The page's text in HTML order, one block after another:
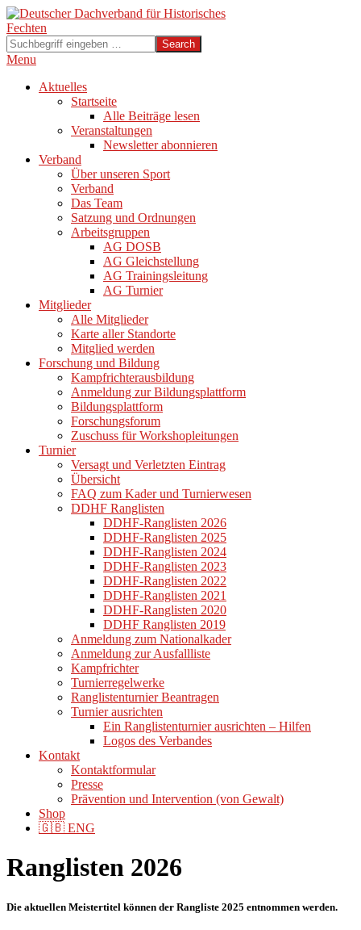
Skip
to
content
Search
Secondary
Menu
Menu
Aktuelles
Startseite
Alle Beiträge lesen
Veranstaltungen
Newsletter abonnieren
Verband
Über unseren Sport
Verband
Das Team
Satzung und Ordnungen
Arbeitsgruppen
AG DOSB
AG Gleichstellung
AG Trainingsleitung
AG Turnier
Mitglieder
Alle Mitglieder
Karte aller Standorte
Mitglied werden
Forschung und Bildung
Kampfrichterausbildung
Anmeldung zur Bildungsplattform
Bildungsplattform
Forschungsforum
Zuschuss für Workshopleitungen
Turnier
Versagt und Verletzten Eintrag
Übersicht
FAQ zum Kader und Turnierwesen
DDHF Ranglisten
DDHF-Ranglisten 2026
DDHF-Ranglisten 2025
DDHF-Ranglisten 2024
DDHF-Ranglisten 2023
DDHF-Ranglisten 2022
DDHF-Ranglisten 2021
DDHF-Ranglisten 2020
DDHF Ranglisten 2019
Anmeldung zum Nationalkader
Anmeldung zur Ausfallliste
Kampfrichter
Turnierregelwerke
Ranglistenturnier Beantragen
Turnier ausrichten
Ein Ranglistenturnier ausrichten – Hilfen
Logos des Verbandes
Kontakt
Kontaktformular
Presse
Prävention und Intervention (von Gewalt)
Shop
🇬🇧 ENG
Ranglisten 2026
Die aktuellen Meistertitel können der Rangliste 2025 entnommen werden.